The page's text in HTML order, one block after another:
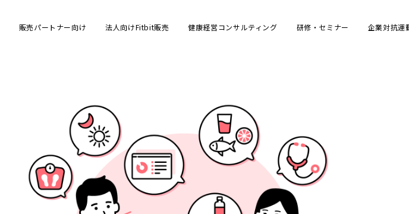
販売パートナー向け 法人向けFitbit販売 健康経営コンサルティング 研修・セミナー 企業対抗運